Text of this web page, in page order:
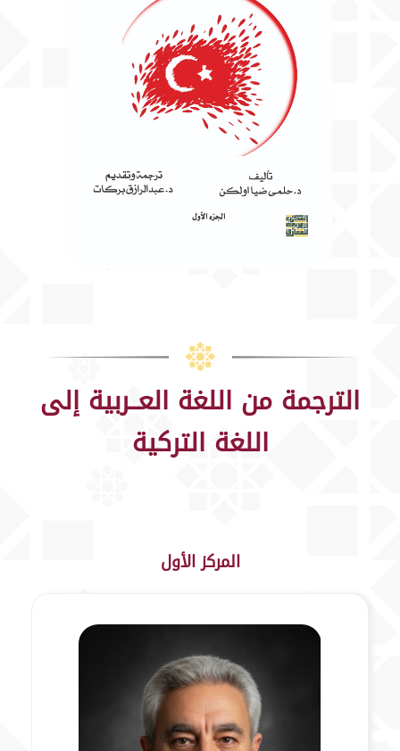
الترجمة من اللغة العــربية إلى
اللغة التركية
المركز الأول